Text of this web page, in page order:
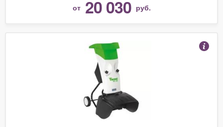
от 20 030 руб.